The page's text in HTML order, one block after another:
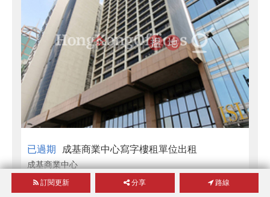
已過期 成基商業中心寫字樓租單位出租
成基商業中心
建築面積5,200呎[未核實]
西營盤 干諾道西
訂閱更新 分享 路線